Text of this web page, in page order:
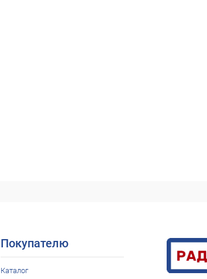
Покупателю
Каталог